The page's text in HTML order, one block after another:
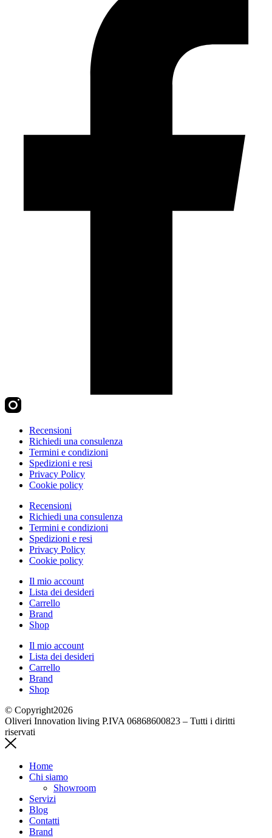
Recensioni
Richiedi una consulenza
Termini e condizioni
Spedizioni e resi
Privacy Policy
Cookie policy
Recensioni
Richiedi una consulenza
Termini e condizioni
Spedizioni e resi
Privacy Policy
Cookie policy
Il mio account
Lista dei desideri
Carrello
Brand
Shop
Il mio account
Lista dei desideri
Carrello
Brand
Shop
© Copyright2026
Oliveri Innovation living P.IVA 06868600823 – Tutti i diritti
riservati
Home
Chi siamo
Showroom
Servizi
Blog
Contatti
Brand